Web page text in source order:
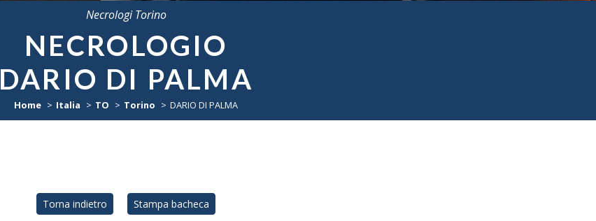
Necrologi Torino
NECROLOGIO
DARIO DI PALMA
Home Italia TO Torino DARIO DI PALMA
Torna indietro Stampa bacheca